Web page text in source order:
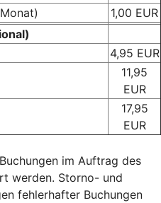
1,00 EUR
4,95 EUR
11,95
EUR
17,95
EUR
im Auftrag des
werden. Storno- und
fehlerhafter Buchungen